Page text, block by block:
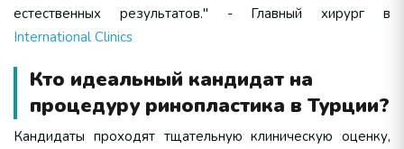
естественных результатов." - Главный хирург в
International Clinics
Кто идеальный кандидат на
процедуру ринопластика в Турции?
Кандидаты проходят тщательную клиническую оценку,